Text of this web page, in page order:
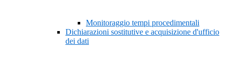
Monitoraggio tempi procedimentali
Dichiarazioni sostitutive e acquisizione d'ufficio
dei dati